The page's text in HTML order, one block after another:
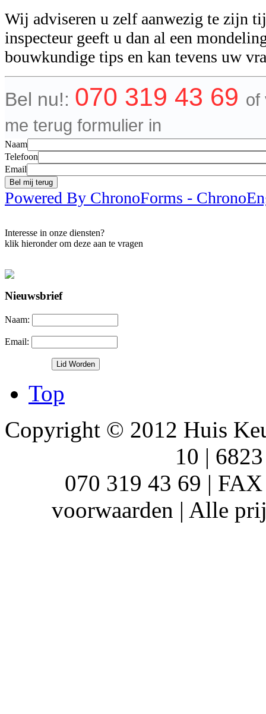
Wij adviseren u zelf aanwezig te zijn
inspecteur geeft u dan al een
bouwkundige tips en kan tevens uw
Bel nu!: 070 319 43 69 of
me terug formulier in
Naam
Telefoon
Email
Powered By ChronoForms -
Interesse in onze diensten?
klik hieronder om deze aan te vragen
Nieuwsbrief
Naam:
Email:
Top
Copyright © 2012 Huis
10 |
070 319 43 69 |
voorwaarden | Alle